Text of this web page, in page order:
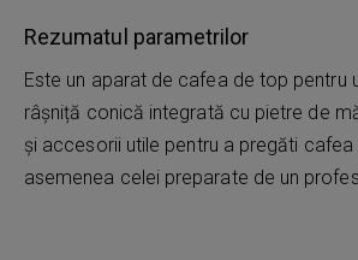
Rezumatul parametrilor
Este un aparat de cafea de top pentru
râșniță conică integrată cu pietre de
și accesorii utile pentru a pregăti cafea
asemenea celei preparate de un